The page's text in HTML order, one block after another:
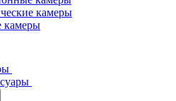
камеры
камеры